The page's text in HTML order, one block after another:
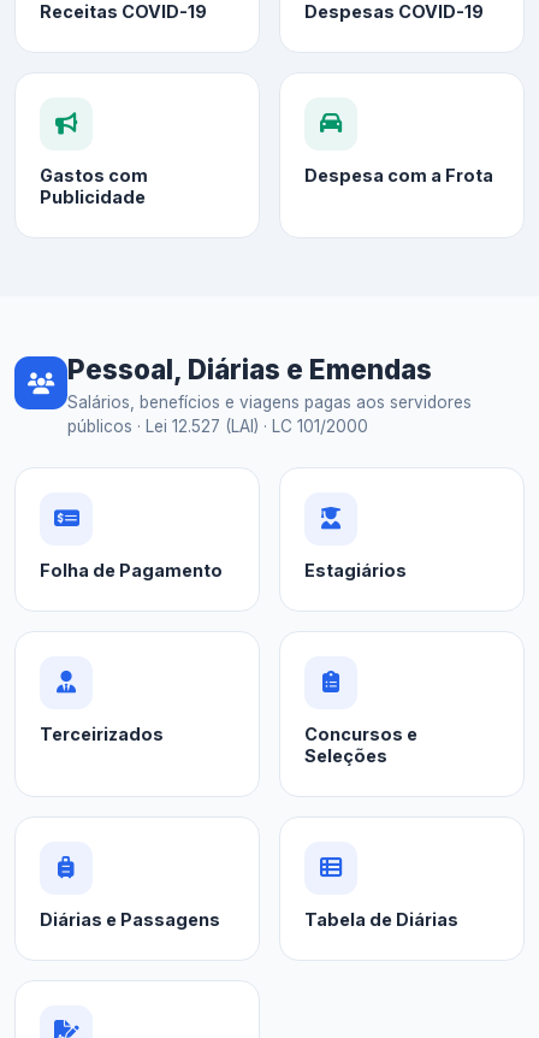
Receitas COVID-19 Despesas COVID-19
Gastos com
Publicidade
Despesa com a Frota
Pessoal, Diárias e Emendas
Salários, benefícios e viagens pagas aos servidores
públicos · Lei 12.527 (LAI) · LC 101/2000
Folha de Pagamento Estagiários
Terceirizados
Concursos e
Seleções
Diárias e Passagens Tabela de Diárias